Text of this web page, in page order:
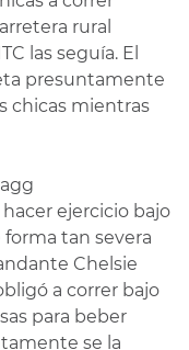
rural
las seguía. El
presuntamente
chicas mientras
ejercicio bajo
tan severa
Chelsie
a correr bajo
para beber
se la